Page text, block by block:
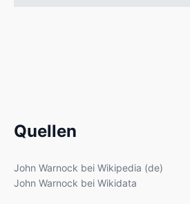
Quellen
John Warnock bei Wikipedia (de)
John Warnock bei Wikidata